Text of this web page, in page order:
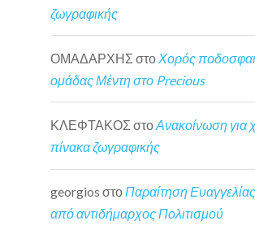
ζωγραφικής
ΟΜΑΔΑΡΧΗΣ στο Χορός
ομάδας Μέντη στο Precious
ΚΛΕΦΤΑΚΟΣ στοΑνακοίνωση για
πίνακα ζωγραφικής
georgios στοΠαραίτηση
από αντιδήμαρχος Πολιτισμού